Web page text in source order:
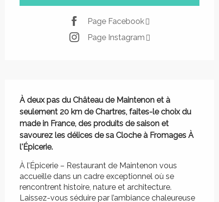
Page Facebook
Page Instagram
À deux pas du Château de Maintenon et à
seulement 20 km de Chartres, faites-le choix du
made in France, des produits de saison et
savourez les délices de sa Cloche à Fromages À
l'Épicerie.
À l’Épicerie – Restaurant de Maintenon vous
accueille dans un cadre exceptionnel où se
rencontrent histoire, nature et architecture.
Laissez-vous séduire par l’ambiance chaleureuse